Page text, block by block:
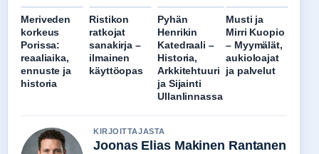
Meriveden
korkeus
Porissa:
reaaliaika,
ennuste ja
historia
Ristikon
ratkojat
sanakirja –
ilmainen
käyttöopas
Pyhän
Henrikin
Katedraali –
Historia,
Arkkitehtuuri
ja Sijainti
Ullanlinnassa
Musti ja
Mirri Kuopio
– Myymälät,
aukioloajat
ja palvelut
KIRJOITTAJASTA
Joonas Elias Makinen Rantanen